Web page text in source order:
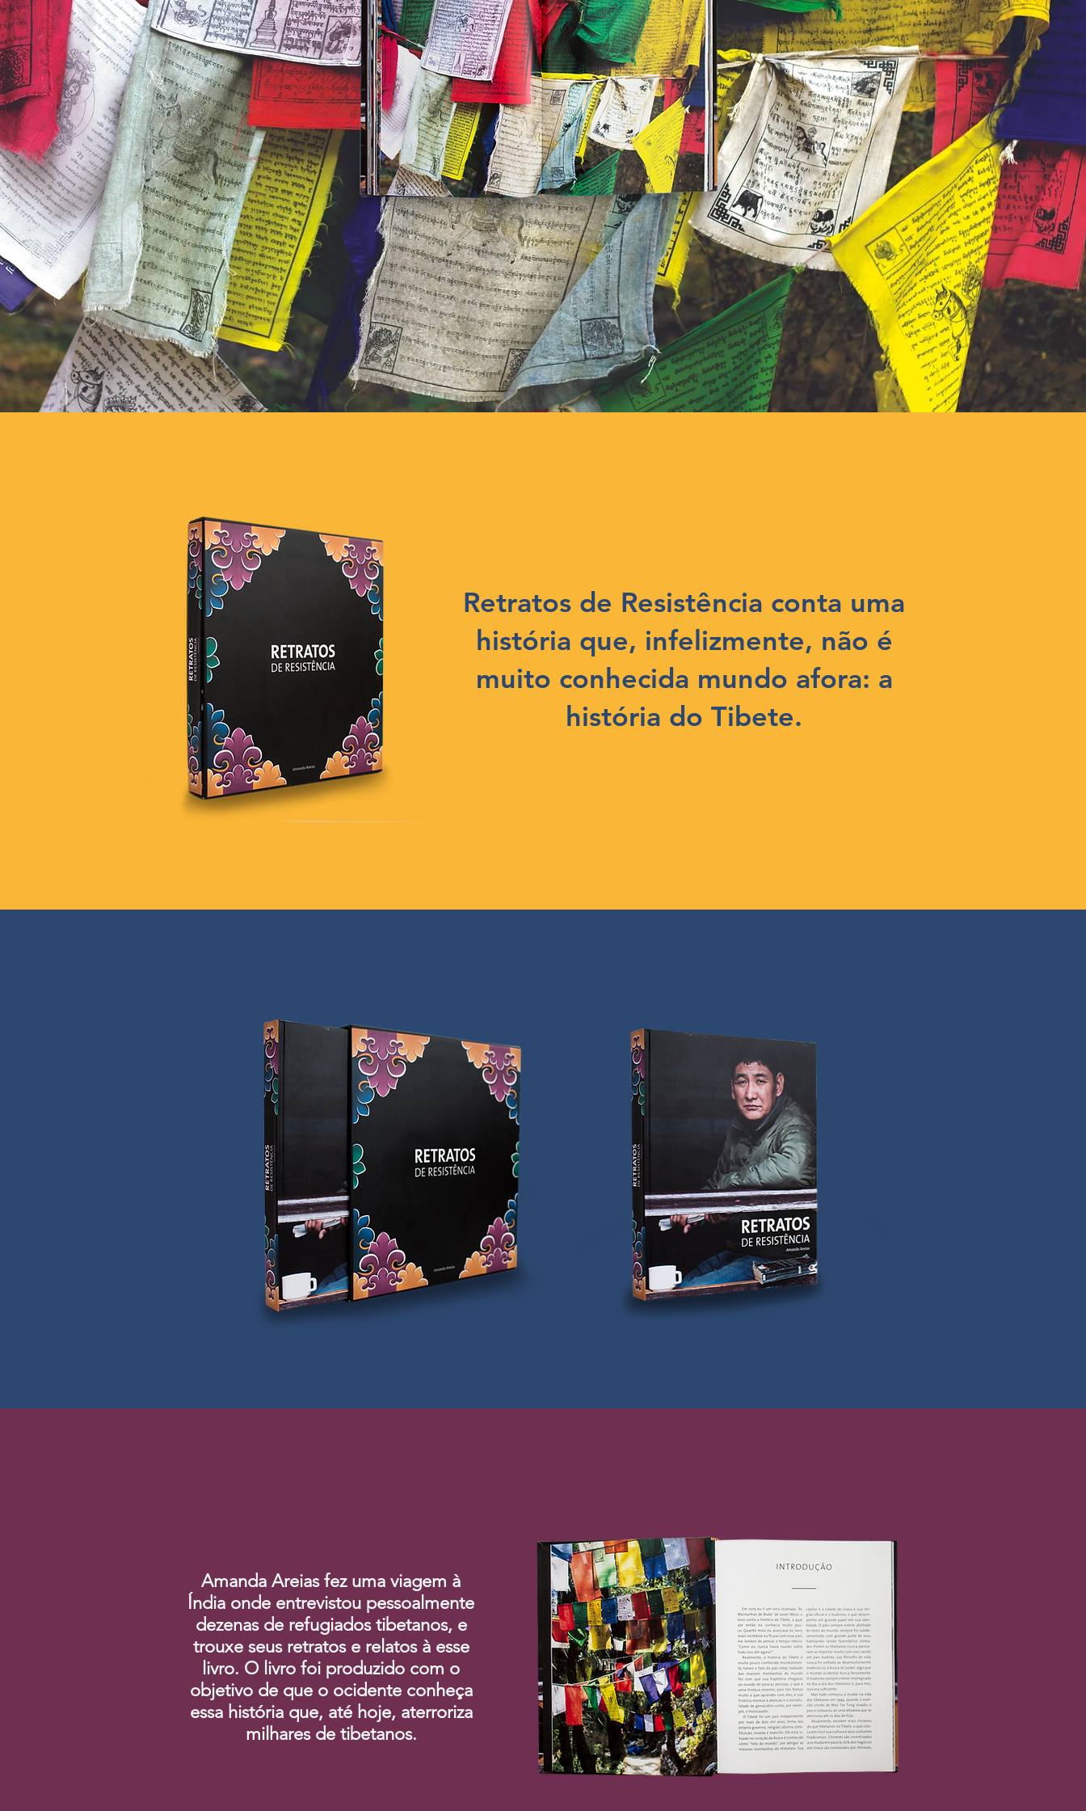
Retratos de Resistência conta uma
história que, infelizmente, não é
muito conhecida mundo afora: a
história do Tibete.
Amanda Areias fez uma viagem à
Índia onde entrevistou pessoalmente
dezenas de refugiados tibetanos, e
trouxe seus retratos e relatos à esse
livro. O livro foi produzido com o
objetivo de que o ocidente conheça
essa história que, até hoje, aterroriza
milhares de tibetanos.